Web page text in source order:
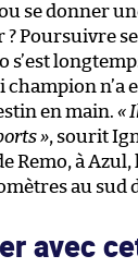
se donner
Poursuivre
champion n’a
en main. «
», sourit
à Azul,
au sud
avec